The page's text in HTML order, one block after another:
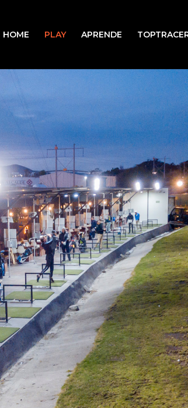
HOME PLAY APRENDE